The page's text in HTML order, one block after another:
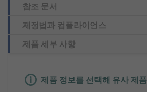
참조 문서
제정법과 컴플라이언스
제품 세부 사항
제품 정보를 선택해 유사 제